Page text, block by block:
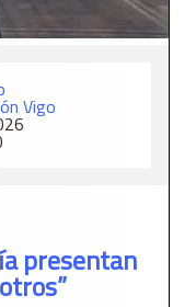
Vigo
presentan